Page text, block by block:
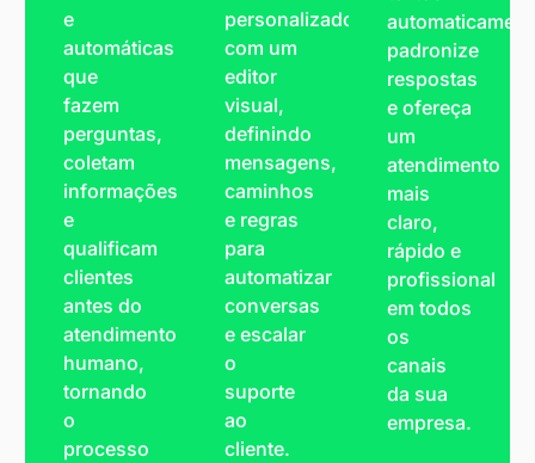
e
automáticas
que
fazem
perguntas,
coletam
informações
e
qualificam
clientes
antes do
atendimento
humano,
tornando
o
processo
personalizados
com um
editor
visual,
definindo
mensagens,
caminhos
e regras
para
automatizar
conversas
e escalar
o
suporte
ao
cliente.
padronize
respostas
e ofereça
um
atendimento
mais
claro,
rápido e
profissional
em todos
os
canais
da sua
empresa.